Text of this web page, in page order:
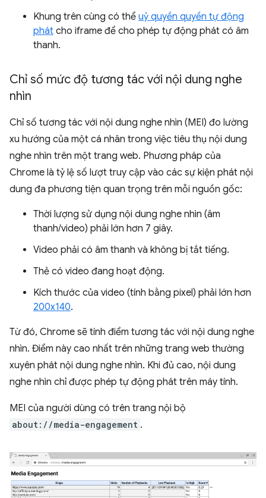
Khung trên cùng có thể uỷ quyền quyền tự động
phát cho iframe để cho phép tự động phát có âm
thanh.
Chỉ số mức độ tương tác với nội dung nghe
nhìn
Chỉ số tương tác với nội dung nghe nhìn (MEI) đo lường
xu hướng của một cá nhân trong việc tiêu thụ nội dung
nghe nhìn trên một trang web. Phương pháp của
Chrome là tỷ lệ số lượt truy cập vào các sự kiện phát nội
dung đa phương tiện quan trọng trên mỗi nguồn gốc:
Thời lượng sử dụng nội dung nghe nhìn (âm
thanh/video) phải lớn hơn 7 giây.
Video phải có âm thanh và không bị tắt tiếng.
Thẻ có video đang hoạt động.
Kích thước của video (tính bằng pixel) phải lớn hơn
200x140.
Từ đó, Chrome sẽ tính điểm tương tác với nội dung nghe
nhìn. Điểm này cao nhất trên những trang web thường
xuyên phát nội dung nghe nhìn. Khi đủ cao, nội dung
nghe nhìn chỉ được phép tự động phát trên máy tính.
MEI của người dùng có trên trang nội bộ
about://media-engagement .